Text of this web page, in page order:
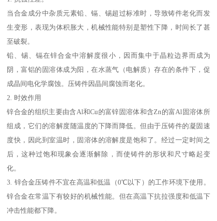
当合金成分中杂质元素铅、镉、锡超过标准时，导致铸件老化而发
生变形，表现为体积胀大，机械性能特别是塑性下降，时间长了甚
至破裂。
铅、锡、镉在锌合金中溶解度很小，因而集中于晶粒边界而成为
阴，富铝的固溶体成为阳，在水蒸气（电解质）存在的条件下，促
成晶间电化学腐蚀。压铸件因晶间腐蚀而老化。
2. 时效作用
锌合金的组织主要由含Al和Cu的富锌固溶体和含Zn的富Al固溶体所
组成，它们的溶解度随温度的下降而降低。但由于压铸件的凝固速
度快，因此到室温时，固溶体的溶解度是饱和了。经过一定时间之
后，这种过饱和现象会逐渐解除，而使铸件的形状和尺寸略起变
化。
3. 锌合金压铸件不宜在高温和低温（0℃以下）的工作环境下使用。
锌合金在常温下有较好的机械性能。但在高温下抗拉强度和低温下
冲击性能都下降。